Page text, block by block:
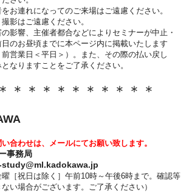
お連れになってのご来場はご遠慮ください。
影はご遠慮ください。
影響、主催者都合などによりセミナーが中止・
のお昼頃までに本ページ内に掲載いたします
前営業日＜平日＞）。また、その際の払い戻し
なりますことをご了承ください。
＊＊＊＊＊＊＊＊＊＊
合わせは、メールにてお願い致します。
事務局
study@ml.kadokawa.jp
［祝日は除く］午前10時～午後6時まで。確認等
い場合がございます。ご了承ください）